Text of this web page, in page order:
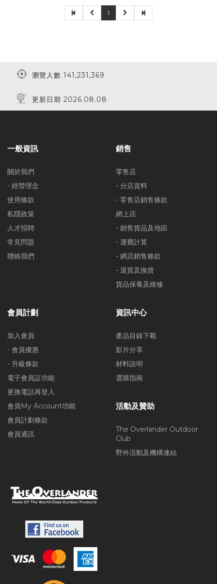
1
瀏覽人數 141,231,369
更新日期 2026.08.08
一般資訊
關於我們
- 經營理念
使用條款
私隱政策
人才招聘
常見問題
聯絡我們
銷售
零售店
- 分店資料
- 零售店銷售條款
網上店
- 銷售貨品及地區
- 運費計算
- 網店銷售條款
- 退貨及換貨
貨品保養及維修
會員計劃
加入會員
- 會員優惠
- 升級條款
電子會員証功能
更換電話再登入
會員My Account功能
會員計劃條款
會員通訊
資訊中心
產品目錄下載
影片分享
材料說明
選購指南
活動及贊助
The Overlander Outdoor
Club
野外活動及機構連結